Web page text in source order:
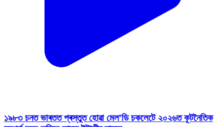
১৯৮৩ চনত ভাৰতত প্ৰস্তুত হোৱা মেল'ডি চকলেটে ২০২৬ত কূটনৈতিক